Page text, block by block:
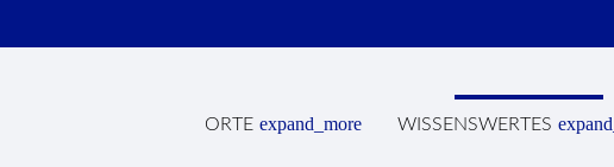
ORTE expand_more WISSENSWERTES